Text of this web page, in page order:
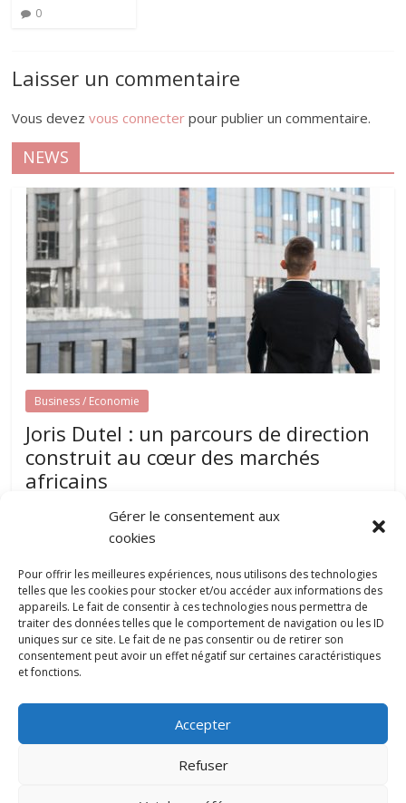
Gérer le consentement aux
cookies
Pour offrir les meilleures expériences, nous utilisons des technologies
telles que les cookies pour stocker et/ou accéder aux informations des
appareils. Le fait de consentir à ces technologies nous permettra de
traiter des données telles que le comportement de navigation ou les ID
uniques sur ce site. Le fait de ne pas consentir ou de retirer son
consentement peut avoir un effet négatif sur certaines caractéristiques
et fonctions.
Accepter
Refuser
0
Laisser un commentaire
Vous devezvous connecter pour publier un commentaire.
NEWS
Business / Economie
Joris Dutel : un parcours de direction
construit au cœur des marchés
africains
Développer une entreprise dans plusieurs pays nécessite
expérience du management et une
Pourquoi la gestion locative devient un
levier stratégique pour valoriser son